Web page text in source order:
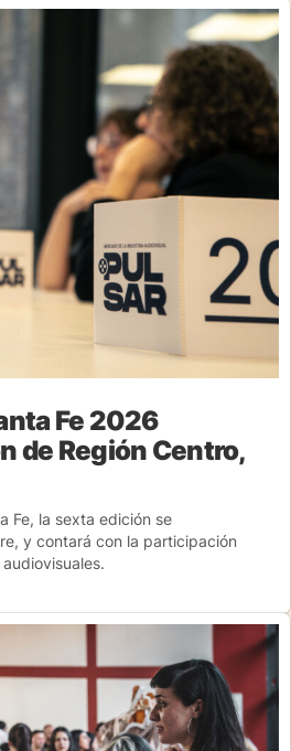
Fe 2026
de Región Centro,
Fe, la sexta edición se
y contará con la participación